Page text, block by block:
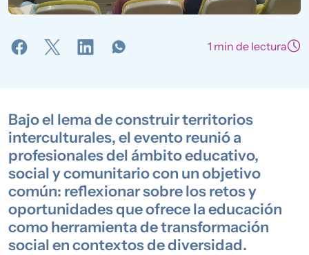
1 min de lectura
Bajo el lema de construir territorios
interculturales, el evento reunió a
profesionales del ámbito educativo,
social y comunitario con un objetivo
común: reflexionar sobre los retos y
oportunidades que ofrece la educación
como herramienta de transformación
social en contextos de diversidad.